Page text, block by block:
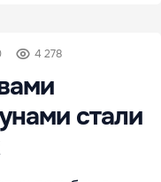
4 278
стали